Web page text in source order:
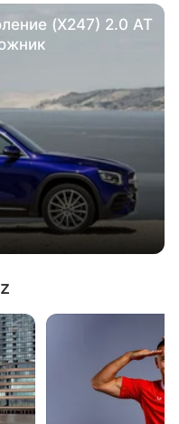
(X247) 2.0 AT